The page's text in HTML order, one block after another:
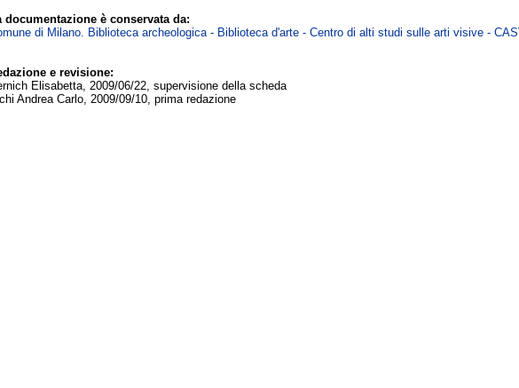
documentazione è conservata da:
di Milano. Biblioteca archeologica - Biblioteca d'arte - Centro di alti studi sulle arti visive -
e revisione:
Elisabetta, 2009/06/22, supervisione della scheda
Andrea Carlo, 2009/09/10, prima redazione